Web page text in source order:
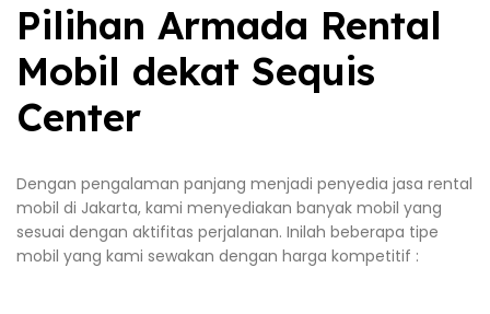
Pilihan Armada Rental
Mobil dekat Sequis
Center
Dengan pengalaman panjang menjadi penyedia jasa rental
mobil di Jakarta, kami menyediakan banyak mobil yang
sesuai dengan aktifitas perjalanan. Inilah beberapa tipe
mobil yang kami sewakan dengan harga kompetitif :